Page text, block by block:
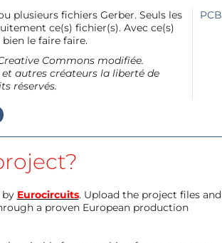
plusieurs fichiers Gerber. Seuls les
ce(s) fichier(s). Avec ce(s)
le faire faire.
Commons modifiée.
autres créateurs la liberté de
réservés.
PCB
by Eurocircuits. Upload the project files and
a proven European production